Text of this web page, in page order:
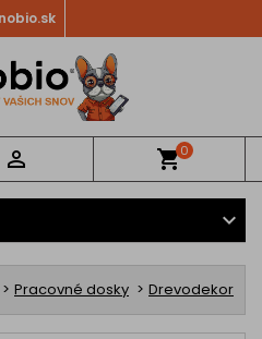
 shopping_cart0
Pracovné dosky Drevodekor